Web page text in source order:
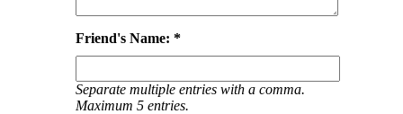
Friend's Name: *
Separate multiple entries with a comma.
Maximum 5 entries.